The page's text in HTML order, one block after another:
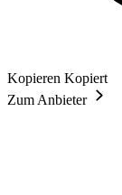
Kopieren Kopiert
Zum Anbieter